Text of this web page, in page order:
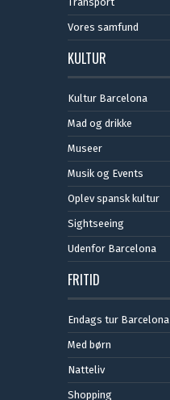
Vores samfund
KULTUR
Kultur Barcelona
Mad og drikke
Museer
Musik og Events
Oplev spansk kultur
Sightseeing
Udenfor Barcelona
FRITID
Endags tur Barcelona
Med børn
Natteliv
Shopping